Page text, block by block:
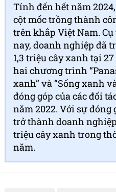
Tính đến hết năm
cột mốc trồng thành
trên khắp Việt Nam. Cụ
nay, doanh nghiệp đã
1,3 triệu cây xanh tại
hai chương trình
xanh” và “Sống xanh
đóng góp của các đối
năm 2022. Với sự đóng
trở thành doanh
triệu cây xanh trong
năm.